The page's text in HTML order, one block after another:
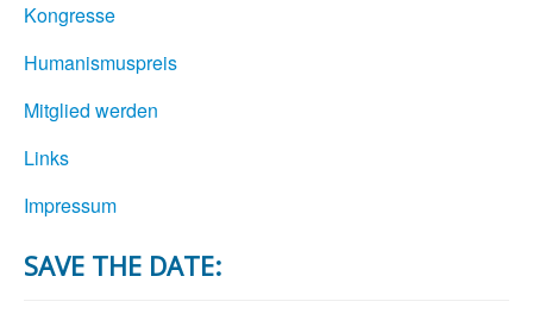
Kongresse
Humanismuspreis
Mitglied werden
Links
Impressum
SAVE THE DATE: